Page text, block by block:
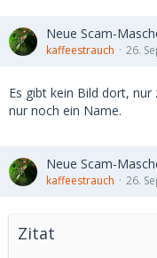
Neue Scam-
kaffeestrauch 26.
Es gibt kein Bild dort,
nur noch ein Name.
Neue Scam-
kaffeestrauch 26.
Zitat